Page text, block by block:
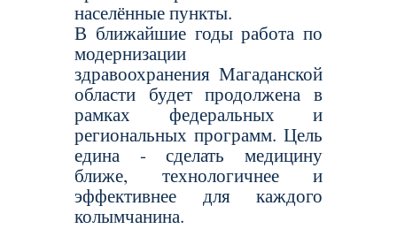
населённые пункты.
В ближайшие годы работа по
модернизации
здравоохранения Магаданской
области будет продолжена в
рамках федеральных и
региональных программ. Цель
едина - сделать медицину
ближе, технологичнее и
эффективнее для каждого
колымчанина.